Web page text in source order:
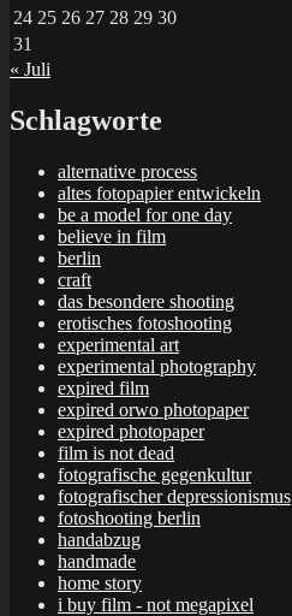
24 25 26 27 28 29 30
31
« Juli
Schlagworte
alternative process
altes fotopapier entwickeln
be a model for one day
believe in film
berlin
craft
das besondere shooting
erotisches fotoshooting
experimental art
experimental photography
expired film
expired orwo photopaper
expired photopaper
film is not dead
fotografische gegenkultur
fotografischer depressionismus
fotoshooting berlin
handabzug
handmade
home story
i buy film - not megapixel